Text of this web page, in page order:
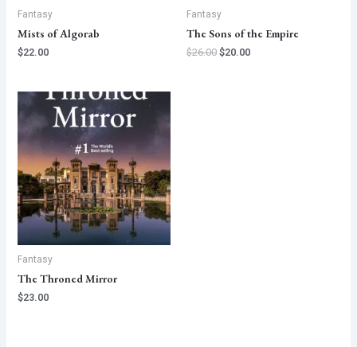
Fantasy
Mists of Algorab
$22.00
Fantasy
The Sons of the Empire
$26.00$20.00
Fantasy
The Throned Mirror
$23.00